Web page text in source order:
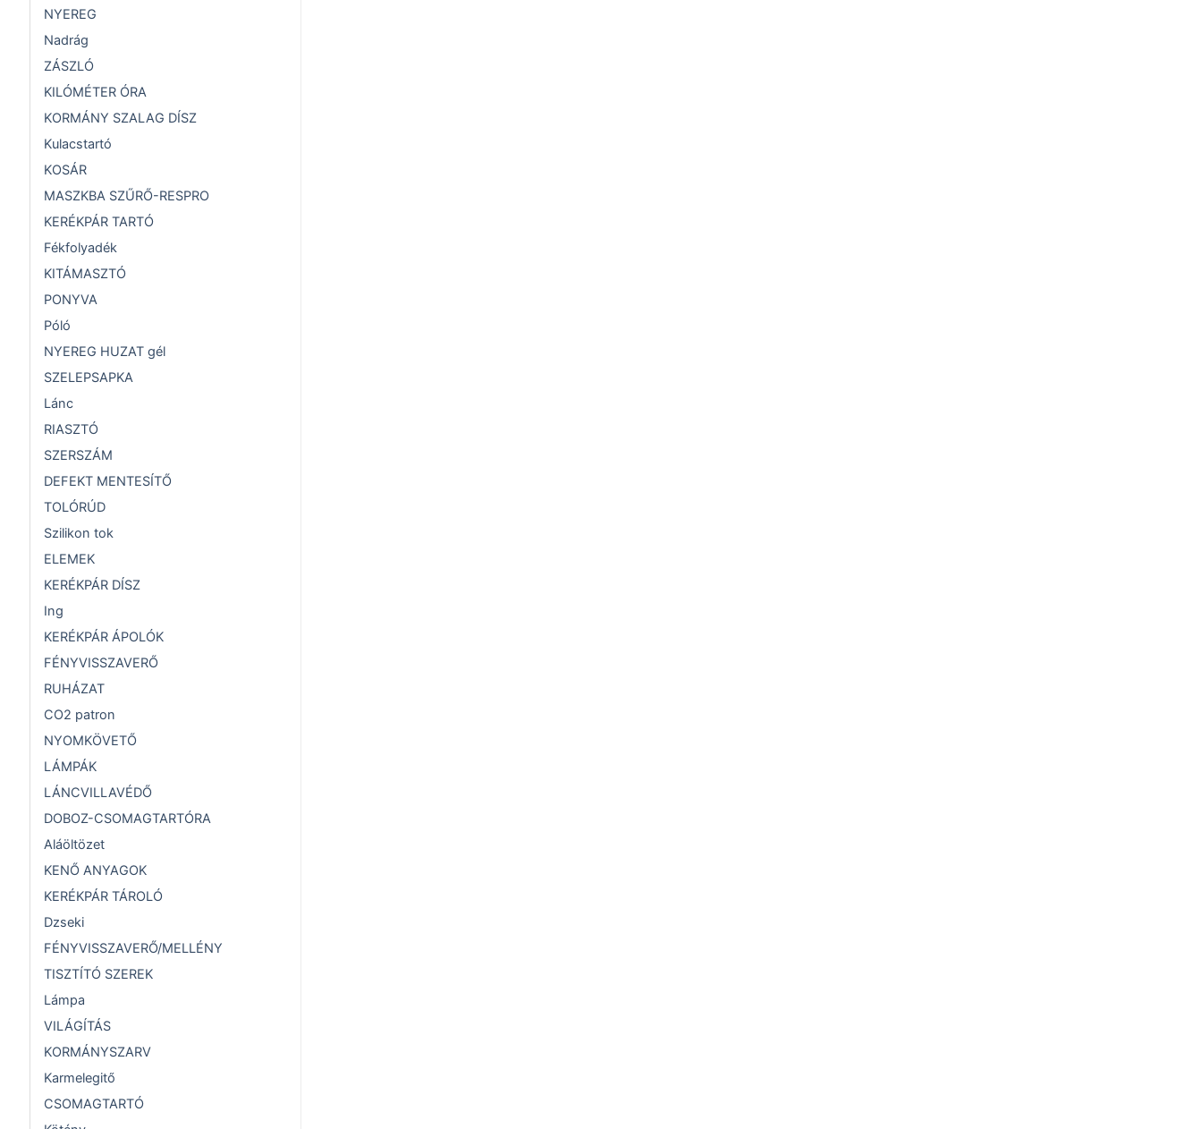
NYEREG
Nadrág
ZÁSZLÓ
KILÓMÉTER ÓRA
KORMÁNY SZALAG DÍSZ
Kulacstartó
KOSÁR
MASZKBA SZŰRŐ-RESPRO
KERÉKPÁR TARTÓ
Fékfolyadék
KITÁMASZTÓ
PONYVA
Póló
NYEREG HUZAT gél
SZELEPSAPKA
Lánc
RIASZTÓ
SZERSZÁM
DEFEKT MENTESÍTŐ
TOLÓRÚD
Szilikon tok
ELEMEK
KERÉKPÁR DÍSZ
Ing
KERÉKPÁR ÁPOLÓK
FÉNYVISSZAVERŐ
RUHÁZAT
CO2 patron
NYOMKÖVETŐ
LÁMPÁK
LÁNCVILLAVÉDŐ
DOBOZ-CSOMAGTARTÓRA
Aláöltözet
KENŐ ANYAGOK
KERÉKPÁR TÁROLÓ
Dzseki
FÉNYVISSZAVERŐ/MELLÉNY
TISZTÍTÓ SZEREK
Lámpa
VILÁGÍTÁS
KORMÁNYSZARV
Karmelegitő
CSOMAGTARTÓ